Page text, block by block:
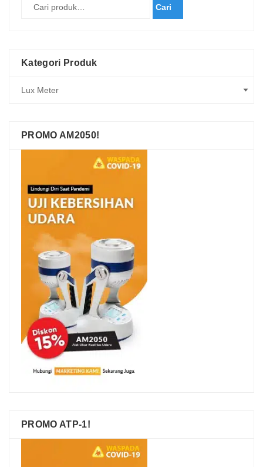
Cari
Kategori Produk
PROMO AM2050!
PROMO ATP-1!